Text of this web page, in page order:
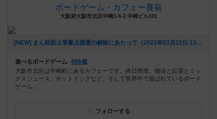
ボードゲーム・カフェー賽翁
大阪府大阪市北区中崎1-6-2 中崎ビル101
[NEW] まん延防止等重点措置の解除にあたって（2022年03月22日 13時41分）
遊べるボードゲーム 886個
大阪市北区は中崎町にあるカフェーです。終日禁煙。珈琲と紅茶とミッ
クスジュース、ホットドッグなど。そして世界中で遊ばれているボード
ゲーム...
フォローする